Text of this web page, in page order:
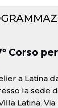
Corso
a Latina
la sede
Latina,